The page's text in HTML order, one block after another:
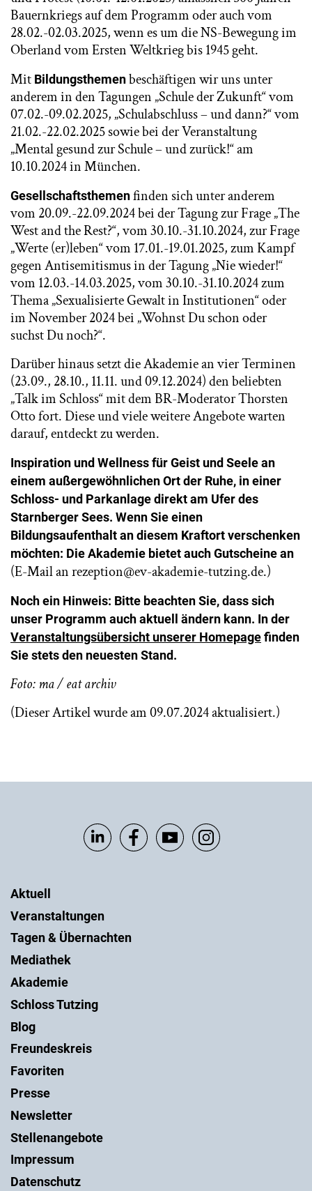
Bauernkriegs auf dem Programm oder auch vom
28.02.-02.03.2025, wenn es um die NS-Bewegung im
Oberland vom Ersten Weltkrieg bis 1945 geht.
Mit Bildungsthemenbeschäftigen wir uns unter
anderem in den Tagungen „Schule der Zukunft“ vom
07.02.-09.02.2025, „Schulabschluss – und dann?“ vom
21.02.-22.02.2025 sowie bei der Veranstaltung
„Mental gesund zur Schule – und zurück!“ am
10.10.2024 in München.
Gesellschaftsthemenfinden sich unter anderem
vom 20.09.-22.09.2024 bei der Tagung zur Frage „The
West and the Rest?“, vom 30.10.-31.10.2024, zur Frage
„Werte (er)leben“ vom 17.01.-19.01.2025, zum Kampf
gegen Antisemitismus in der Tagung „Nie wieder!“
vom 12.03.-14.03.2025, vom 30.10.-31.10.2024 zum
Thema „Sexualisierte Gewalt in Institutionen“ oder
im November 2024 bei „Wohnst Du schon oder
suchst Du noch?“.
Darüber hinaus setzt die Akademie an vier Terminen
(23.09., 28.10., 11.11. und 09.12.2024) den beliebten
„Talk im Schloss“ mit dem BR-Moderator Thorsten
Otto fort. Diese und viele weitere Angebote warten
darauf, entdeckt zu werden.
Inspiration und Wellness für Geist und Seele an
einem außergewöhnlichen Ort der Ruhe, in einer
Schloss- und Parkanlage direkt am Ufer des
Starnberger Sees. Wenn Sie einen
Bildungsaufenthalt an diesem Kraftort verschenken
möchten: Die Akademie bietet auch Gutscheine an
(E-Mail an rezeption@ev-akademie-tutzing.de.)
Noch ein Hinweis: Bitte beachten Sie, dass sich
unser Programm auch aktuell ändern kann. In der
Veranstaltungsübersicht unserer Homepagefinden
Sie stets den neuesten Stand.
Foto: ma / eat archiv
(Dieser Artikel wurde am 09.07.2024 aktualisiert.)
Aktuell
Veranstaltungen
Tagen & Übernachten
Mediathek
Akademie
Schloss Tutzing
Blog
Freundeskreis
Favoriten
Presse
Newsletter
Stellenangebote
Impressum
Datenschutz